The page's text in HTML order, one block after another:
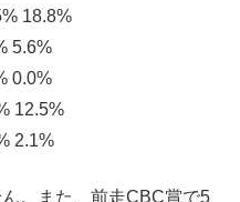
18.8%
5.6%
0.0%
12.5%
2.1%
。また、前走CBC賞で5